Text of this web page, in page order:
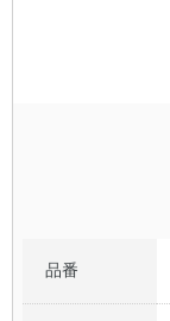
品番